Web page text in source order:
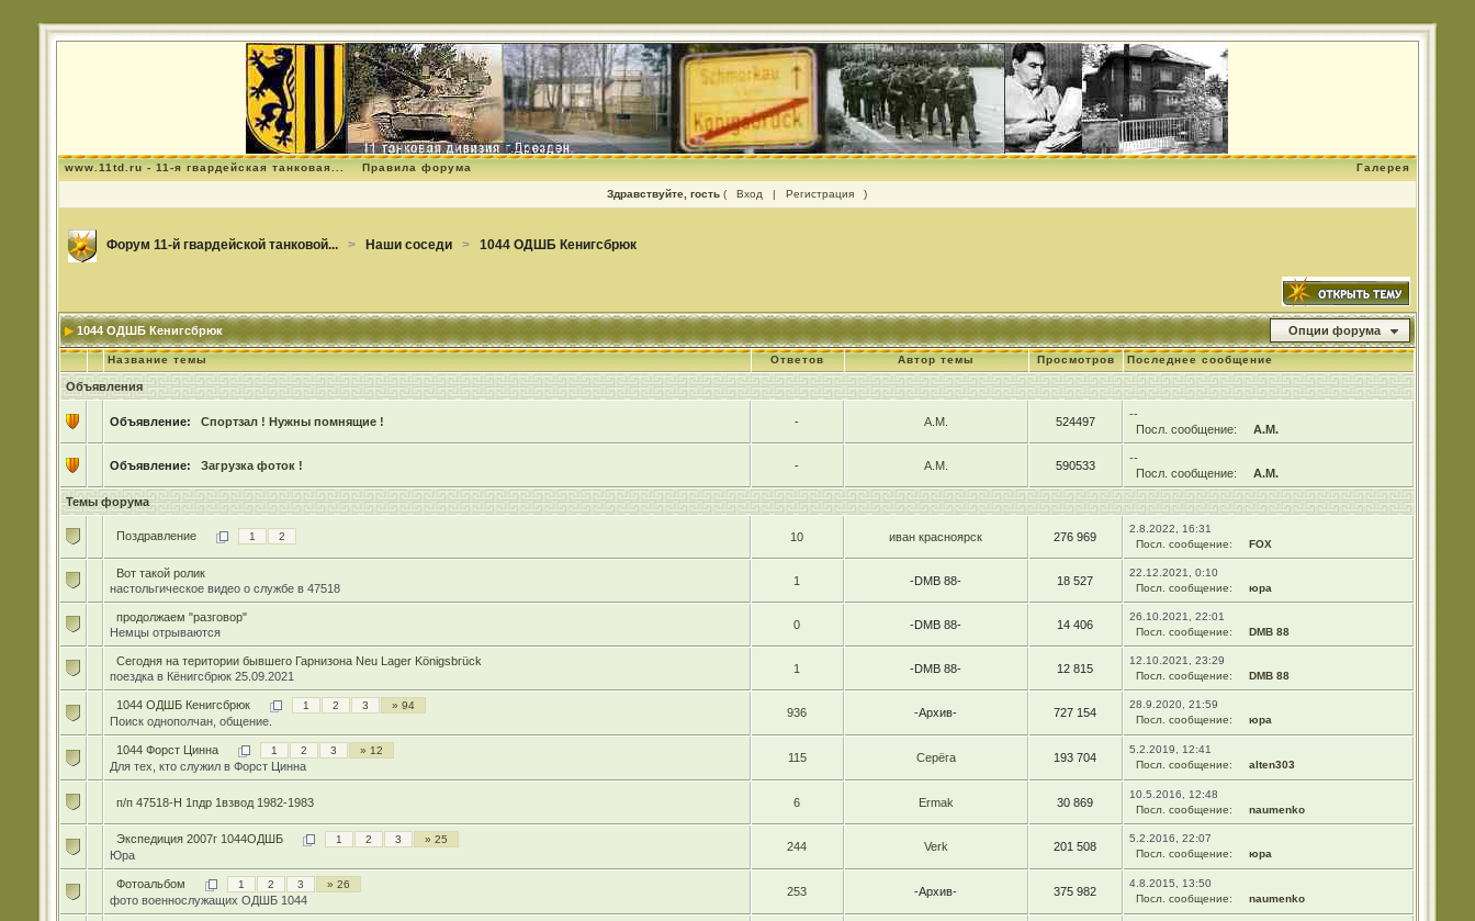
www.11td.ru - 11-я гвардейская танковая... Правила форума Галерея
Здравствуйте, гость ( Вход | Регистрация )
Форум 11-й гвардейской танковой... > Наши соседи > 1044 ОДШБ Кенигсбрюк
1044 ОДШБ Кенигсбрюк Опции форума
Название темы Ответов Автор темы Просмотров Последнее сообщение
Объявления
Объявление: Спортзал ! Нужны помнящие ! - А.М. 524497
--
Посл. сообщение:
А.М.
Объявление: Загрузка фоток ! - А.М. 590533
--
Посл. сообщение:
А.М.
Темы форума
Поздравление 1 2 10 иван красноярск 276 969
2.8.2022, 16:31
Посл. сообщение:
FOX
Вот такой ролик
настольгическое видео о службе в 47518
1 -DMB 88- 18 527
22.12.2021, 0:10
Посл. сообщение:
юра
продолжаем "разговор"
Немцы отрываются
0 -DMB 88- 14 406
26.10.2021, 22:01
Посл. сообщение:
DMB 88
Сегодня на територии бывшего Гарнизона Neu Lager Königsbrück
поездка в Кёнигсбрюк 25.09.2021
1 -DMB 88- 12 815
12.10.2021, 23:29
Посл. сообщение:
DMB 88
1044 ОДШБ Кенигсбрюк 1 2 3 » 94
Поиск однополчан, общение.
936 -Архив- 727 154
28.9.2020, 21:59
Посл. сообщение:
юра
1044 Форст Цинна 1 2 3 » 12
Для тех, кто служил в Форст Цинна
115 Серёга 193 704
5.2.2019, 12:41
Посл. сообщение:
alten303
п/п 47518-Н 1пдр 1взвод 1982-1983 6 Ermak 30 869
10.5.2016, 12:48
Посл. сообщение:
naumenko
Экспедиция 2007г 1044ОДШБ 1 2 3 » 25
Юра
244 Verk 201 508
5.2.2016, 22:07
Посл. сообщение:
юра
Фотоальбом 1 2 3 » 26
фото военнослужащих ОДШБ 1044
253 -Архив- 375 982
4.8.2015, 13:50
Посл. сообщение:
naumenko